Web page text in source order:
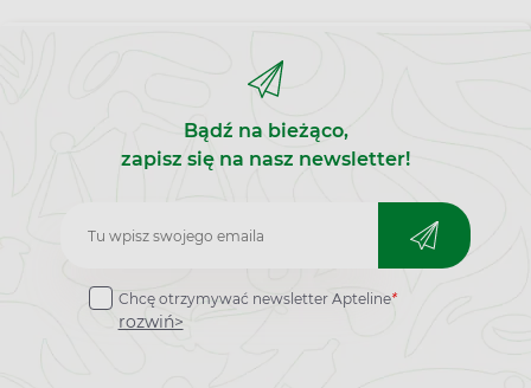
Bądź na bieżąco,
zapisz się na nasz newsletter!
Zapisz
do
newslettera
Chcę otrzymywać newsletter Apteline*
rozwiń>